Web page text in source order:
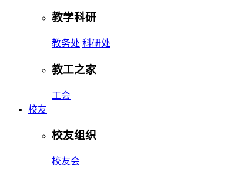
教学科研
教务处 科研处
教工之家
工会
校友
校友组织
校友会